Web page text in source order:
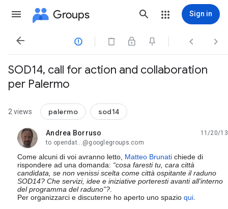
Groups Sign in
   
SOD14, call for action and collaboration
per Palermo
2 views palermo sod14
Andrea Borruso
unread,
11/20/13
to opendat...@googlegroups.com
Come alcuni di voi avranno letto, Matteo Brunati chiede di
rispondere ad una domanda: “cosa faresti tu, cara città
candidata, se non venissi scelta come città ospitante il raduno
SOD14? Che servizi, idee e iniziative porteresti avanti all'interno
del programma del raduno”?
Per organizzarci e discuterne ho aperto uno spazio qui